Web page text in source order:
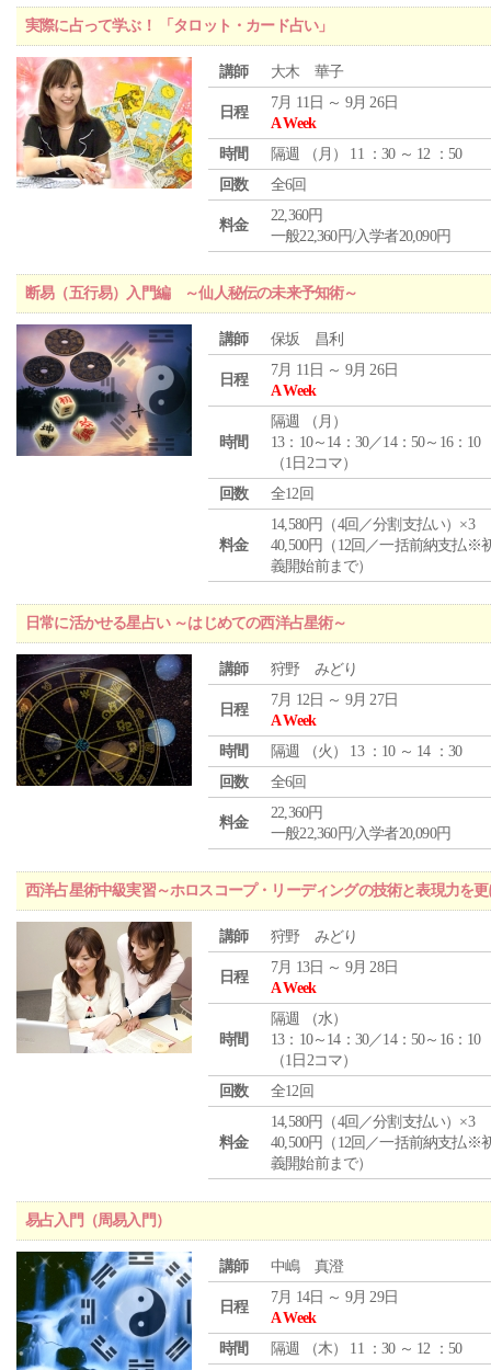
実際に占って学ぶ！ 「タロット・カード占い」
講師 大木 華子
日程
7月 11日 ～ 9月 26日
A Week
時間
隔週 （ 月 ） 11 ：30 ～ 12 ：50
回数
全6回
料金
22,360円
一般22,360円/入学者20,090円
断易（五行易）入門編 ～仙人秘伝の未来予知術～
講師 保坂 昌利
日程
7月 11日 ～ 9月 26日
A Week
時間
隔週 （ 月 ）
13：10～14：30／14：50～16：10
（1日2コマ）
回数
全12回
料金
14,580円（4回／分割支払い）×3
40,500円（12回／一括前納支払※
義開始前まで）
日常に活かせる星占い ～はじめての西洋占星術～
講師 狩野 みどり
日程
7月 12日 ～ 9月 27日
A Week
時間
隔週 （火 ） 13 ：10 ～ 14 ：30
回数
全6回
料金
22,360円
一般22,360円/入学者20,090円
西洋占星術中級実習～ホロスコープ・リーディングの技術と表現力を
講師 狩野 みどり
日程
7月 13日 ～ 9月 28日
A Week
時間
隔週 （水）
13：10～14：30／14：50～16：10
（1日2コマ）
回数
全12回
料金
14,580円（4回／分割支払い）×3
40,500円（12回／一括前納支払※
義開始前まで）
易占入門（周易入門）
講師 中嶋 真澄
日程
7月 14日 ～ 9月 29日
A Week
時間
隔週 （木） 11 ：30 ～ 12 ：50